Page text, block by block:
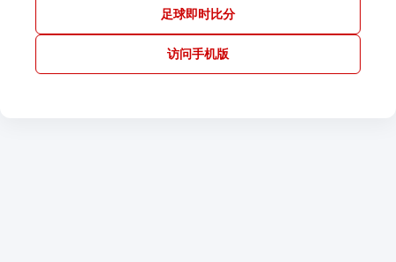
足球即时比分
访问手机版